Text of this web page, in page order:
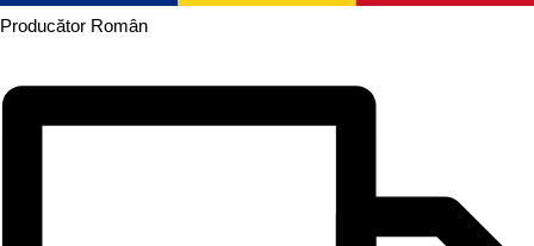
Producător Român